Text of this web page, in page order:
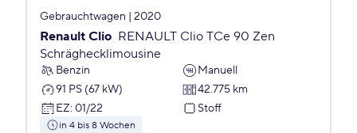
Gebrauchtwagen | 2020
Renault Clio RENAULT Clio TCe 90 Zen
Schräghecklimousine
Benzin
Manuell
91 PS (67 kW)
42.775 km
EZ: 01/22 Stoff
in 4 bis 8 Wochen